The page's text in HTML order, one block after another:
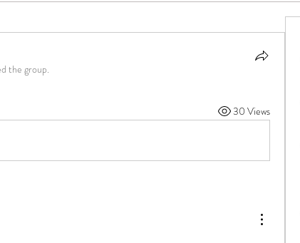
the group.
30 Views